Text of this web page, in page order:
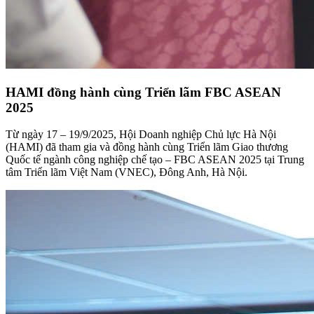
HAMI đồng hành cùng Triển lãm FBC ASEAN
2025
Từ ngày 17 – 19/9/2025, Hội Doanh nghiệp Chủ lực Hà Nội
(HAMI) đã tham gia và đồng hành cùng Triển lãm Giao thương
Quốc tế ngành công nghiệp chế tạo – FBC ASEAN 2025 tại Trung
tâm Triển lãm Việt Nam (VNEC), Đông Anh, Hà Nội.